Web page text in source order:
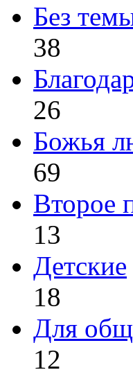
Без
38
26
Божья
69
Второе
13
Детские
18
Для
12